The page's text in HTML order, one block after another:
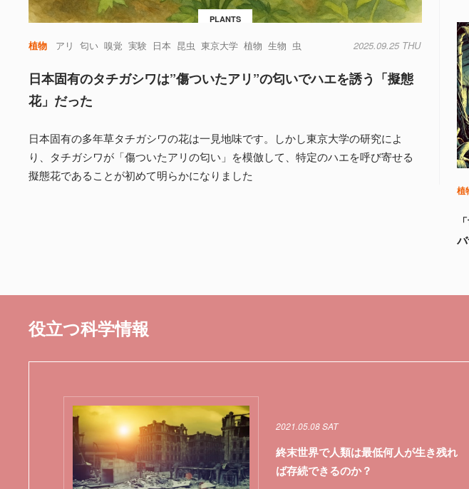
PLANTS
植物 アリ 匂い 嗅覚 実験 日本 昆虫 東京大学 植物 生物 虫 2025.09.25 THU
日本固有のタチガシワは”傷ついたアリ”の匂いでハエを誘う「擬態
花」だった
日本固有の多年草タチガシワの花は一見地味です。しかし東京大学の研究によ
り、タチガシワが「傷ついたアリの匂い」を模倣して、特定のハエを呼び寄せる
擬態花であることが初めて明らかになりました
植
役立つ科学情報
2021.05.08 SAT
終末世界で人類は最低何人が生き残れ
ば存続できるのか？